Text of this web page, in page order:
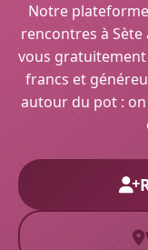
Notre
rencontres à
vous
francs et
autour du pot :